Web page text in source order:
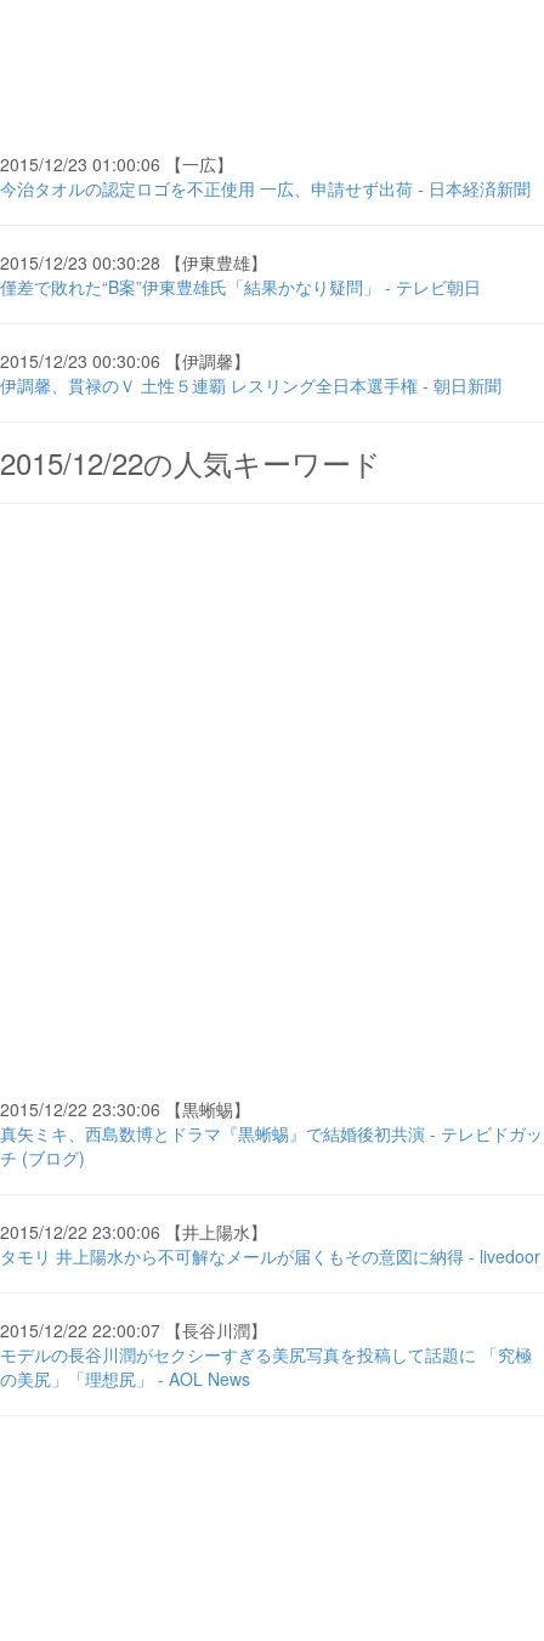
2015/12/23 01:00:06 【一広】
今治タオルの認定ロゴを不正使用 一広、申請せず出荷 - 日本経済新聞
2015/12/23 00:30:28 【伊東豊雄】
僅差で敗れた“B案”伊東豊雄氏「結果かなり疑問」 - テレビ朝日
2015/12/23 00:30:06 【伊調馨】
伊調馨、貫禄のＶ 土性５連覇 レスリング全日本選手権 - 朝日新聞
2015/12/22の人気キーワード
2015/12/22 23:30:06 【黒蜥蜴】
真矢ミキ、西島数博とドラマ『黒蜥蜴』で結婚後初共演 - テレビドガッ
チ (ブログ)
2015/12/22 23:00:06 【井上陽水】
タモリ 井上陽水から不可解なメールが届くもその意図に納得 - livedoor
2015/12/22 22:00:07 【長谷川潤】
モデルの長谷川潤がセクシーすぎる美尻写真を投稿して話題に 「究極
の美尻」「理想尻」 - AOL News